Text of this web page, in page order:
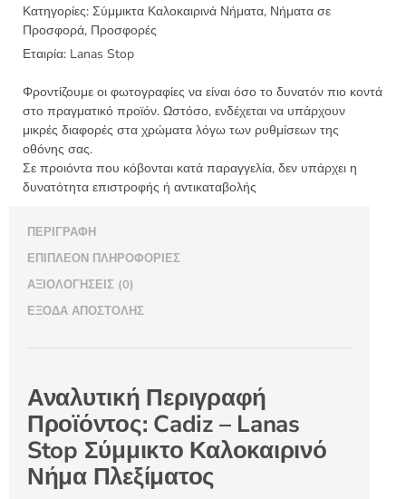
νήμα
50γρ.
66μ.
Κατηγορίες: Σύμμικτα Καλοκαιρινά Νήματα, Νήματα σε
Προσφορά, Προσφορές
Εταιρία: Lanas Stop
Φροντίζουμε οι φωτογραφίες να είναι όσο το δυνατόν πιο κοντά
στο πραγματικό προϊόν. Ωστόσο, ενδέχεται να υπάρχουν
μικρές διαφορές στα χρώματα λόγω των ρυθμίσεων της
οθόνης σας.
Σε προιόντα που κόβονται κατά παραγγελία, δεν υπάρχει η
δυνατότητα επιστροφής ή αντικαταβολής
ΠΕΡΙΓΡΑΦΉ
ΕΠΙΠΛΈΟΝ ΠΛΗΡΟΦΟΡΊΕΣ
ΑΞΙΟΛΟΓΉΣΕΙΣ (0)
ΈΞΟΔΑ ΑΠΟΣΤΟΛΉΣ
Αναλυτική Περιγραφή
Προϊόντος: Cadiz – Lanas
Stop Σύμμικτο Καλοκαιρινό
Νήμα Πλεξίματος